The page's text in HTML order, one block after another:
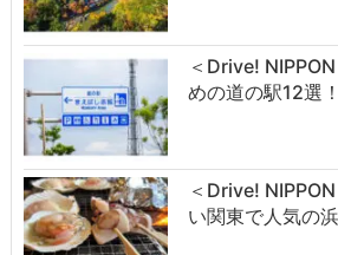
＜Drive!
めの道の駅12選
＜Drive!
い関東で人気の